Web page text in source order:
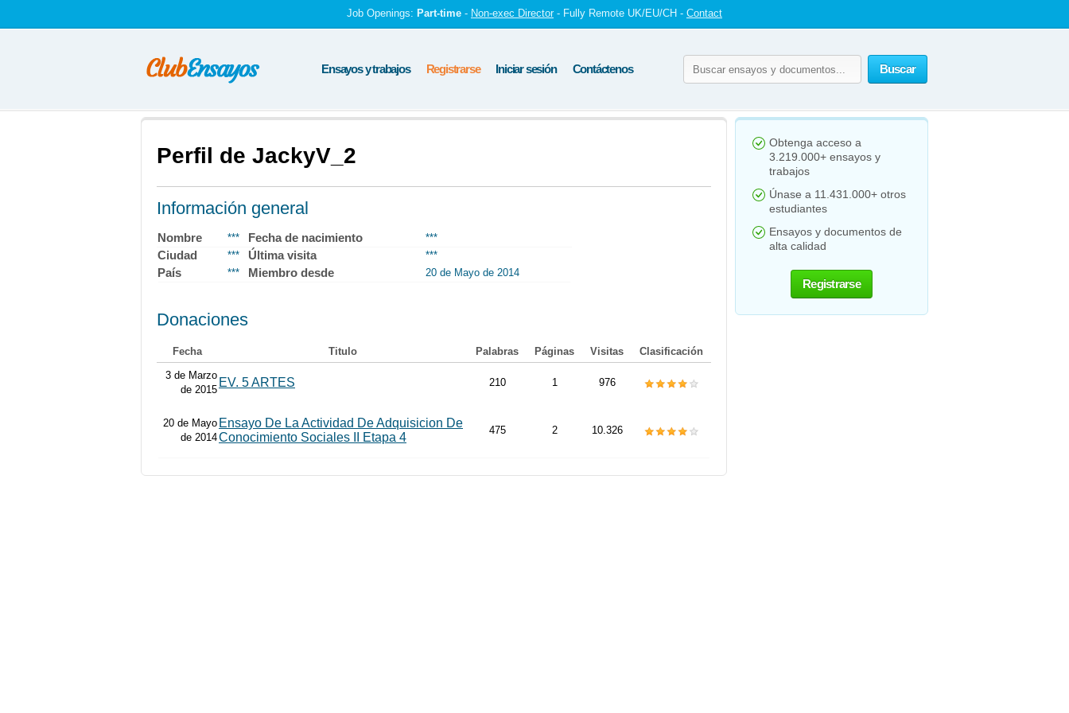
Job Openings: Part-time - Non-exec Director - Fully Remote UK/EU/CH - Contact
Buscar
Ensayos y trabajos Registrarse Iniciar sesión Contáctenos
Perfil de JackyV_2
Información general
Nombre *** Fecha de nacimiento ***
Ciudad *** Última visita ***
País *** Miembro desde 20 de Mayo de 2014
Donaciones
Fecha Titulo Palabras Páginas Visitas
Clasificación
3 de Marzo
de 2015
EV. 5 ARTES 210 1 976
20 de Mayo
de 2014
Ensayo De La Actividad De Adquisicion De
Conocimiento Sociales II Etapa 4
475 2 10.326
Obtenga acceso a
3.219.000+ ensayos y
trabajos
Únase a 11.431.000+ otros
estudiantes
Ensayos y documentos de
alta calidad
Registrarse